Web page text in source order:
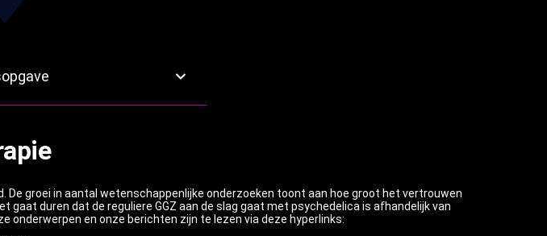
groei in aantal wetenschappenlijke onderzoeken toont aan hoe groot het vertrouwen
duren dat de reguliere GGZ aan de slag gaat met psychedelica is afhandelijk van
onderwerpen en onze berichten zijn te lezen via deze hyperlinks: